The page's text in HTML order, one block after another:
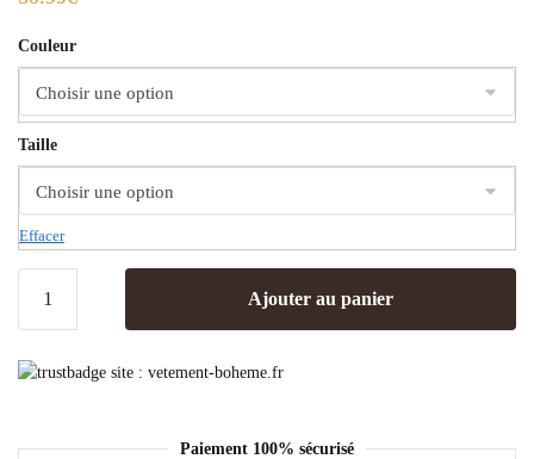
Couleur
Taille
Effacer
Ajouter au panier
Paiement 100% sécurisé